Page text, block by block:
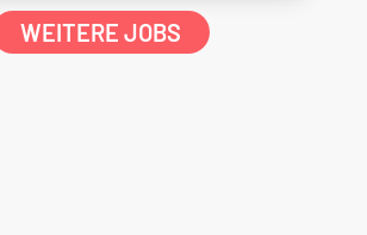
WEITERE JOBS